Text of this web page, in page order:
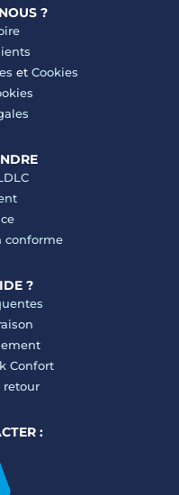
?
et Cookies
conforme
?
Confort
retour
: